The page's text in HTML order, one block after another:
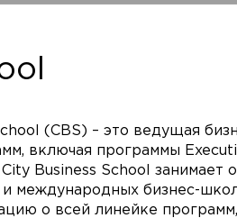
(CBS) – это ведущая
включая программы
Business School занимает
и международных бизнес-
о всей линейке